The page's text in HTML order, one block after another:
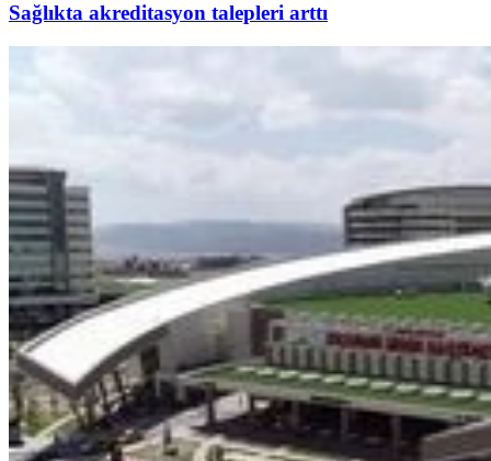
Sağlıkta akreditasyon talepleri arttı